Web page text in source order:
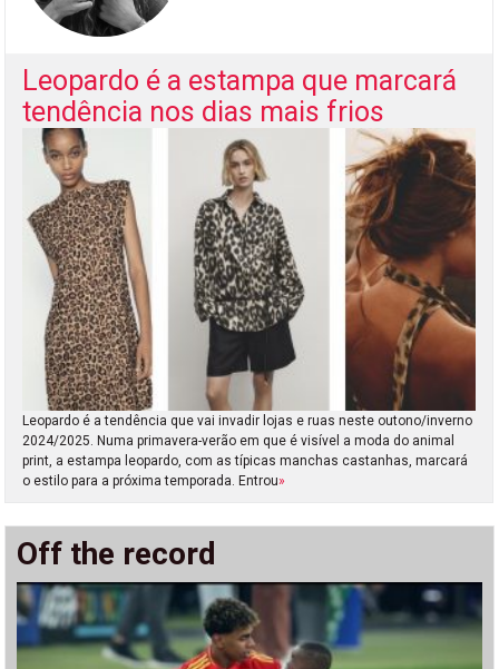
Leopardo é a estampa que marcará
tendência nos dias mais frios
Leopardo é a tendência que vai invadir lojas e ruas neste outono/inverno
2024/2025. Numa primavera-verão em que é visível a moda do animal
print, a estampa leopardo, com as típicas manchas castanhas, marcará
o estilo para a próxima temporada. Entrou»
Off the record